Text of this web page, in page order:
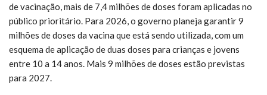
de vacinação, mais de 7,4 milhões de doses foram aplicadas no
público prioritário. Para 2026, o governo planeja garantir 9
milhões de doses da vacina que está sendo utilizada, com um
esquema de aplicação de duas doses para crianças e jovens
entre 10 a 14 anos. Mais 9 milhões de doses estão previstas
para 2027.